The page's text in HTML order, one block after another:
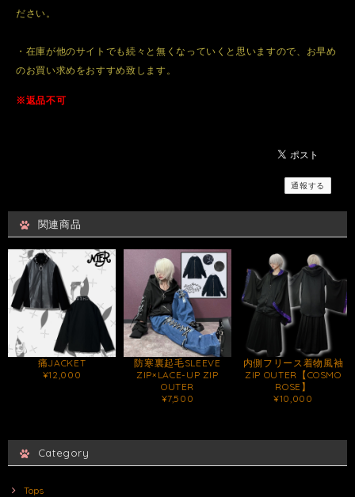
ださい。
・在庫が他のサイトでも続々と無くなっていくと思いますので、お早め
のお買い求めをおすすめ致します。
※返品不可
通報する
関連商品
痛JACKET
¥12,000
防寒裏起毛SLEEVE
ZIP×LACE-UP ZIP
OUTER
¥7,500
内側フリース着物風袖
ZIP OUTER【COSMO
ROSE】
¥10,000
Category
Tops